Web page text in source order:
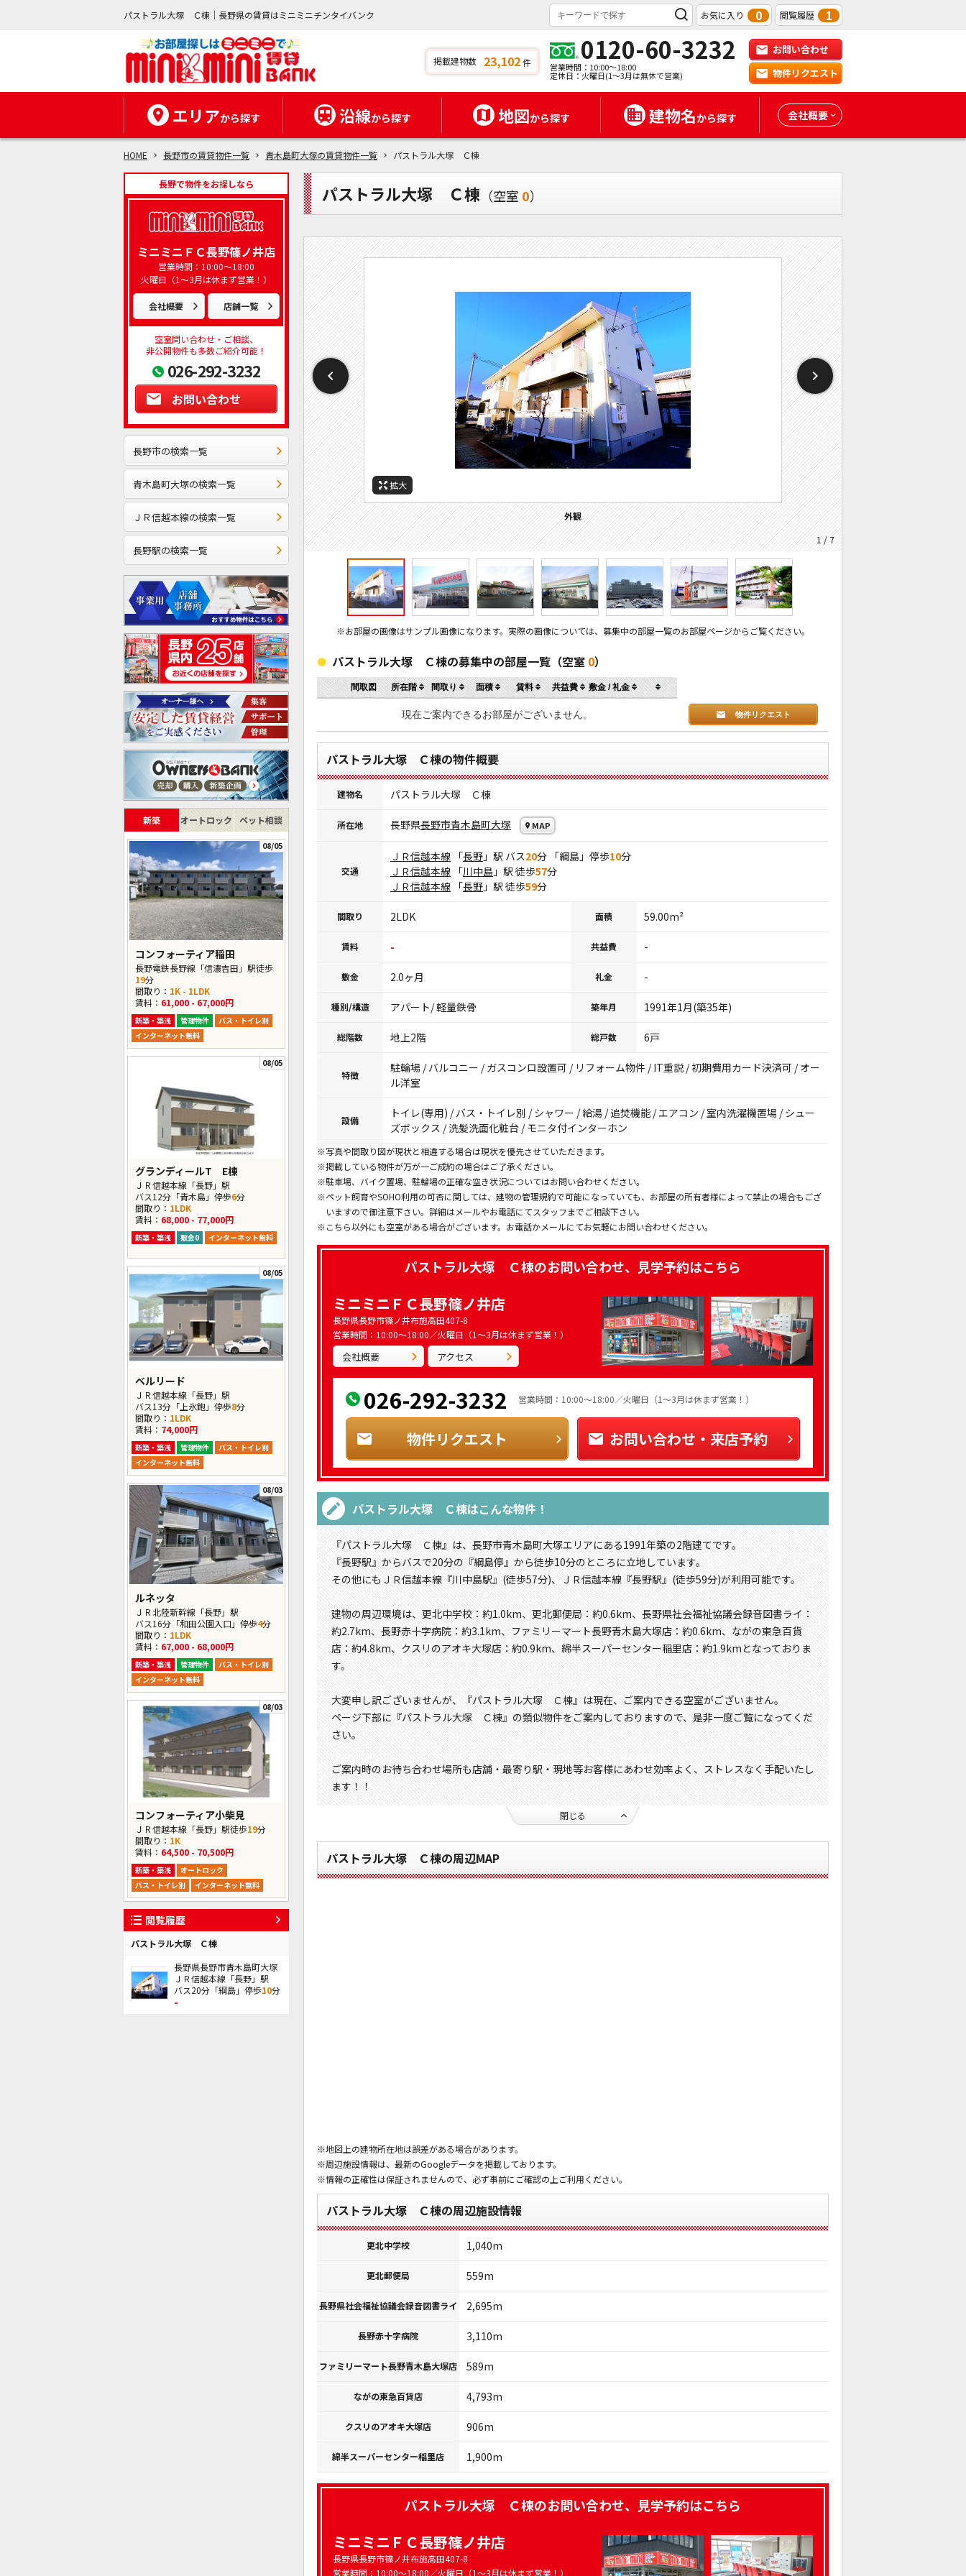
パストラル大塚 Ｃ棟｜長野県の賃貸はミニミニチンタイバンク お気に入り 0 閲覧履歴 1
掲載建物数 23,102件 0120-60-3232
営業時間：10:00～18:00
定休日：火曜日(1～3月は無休で営業)
お問い合わせ
物件リクエスト
エリアから探す 沿線から探す 地図から探す 建物名から探す 会社概要
HOME 長野市の賃貸物件一覧 青木島町大塚の賃貸物件一覧 パストラル大塚 Ｃ棟
長野で物件をお探しなら
ミニミニＦＣ長野篠ノ井店
営業時間：10:00～18:00
火曜日（1～3月は休まず営業！）
会社概要 店舗一覧
空室問い合わせ・ご相談、
非公開物件も多数ご紹介可能！
026-292-3232
お問い合わせ
長野市の検索一覧
青木島町大塚の検索一覧
ＪＲ信越本線の検索一覧
長野駅の検索一覧
新築 オートロック ペット相談
08/05
コンフォーティア稲田
長野電鉄長野線「信濃吉田」駅徒歩
19分
間取り： 1K - 1LDK
賃料： 61,000 - 67,000円
新築・築浅 管理物件
バス・トイレ別
インターネット無料
08/05
グランディールT E棟
ＪＲ信越本線「長野」駅
バス12分「青木島」停歩6分
間取り： 1LDK
賃料： 68,000 - 77,000円
新築・築浅 敷金0 インターネット無料
08/05
ベルリード
ＪＲ信越本線「長野」駅
バス13分「上氷鉋」停歩8分
間取り： 1LDK
賃料： 74,000円
新築・築浅 管理物件
バス・トイレ別
インターネット無料
08/03
ルネッタ
ＪＲ北陸新幹線「長野」駅
バス16分「和田公園入口」停歩4分
間取り： 1LDK
賃料： 67,000 - 68,000円
新築・築浅 管理物件
バス・トイレ別
インターネット無料
08/03
コンフォーティア小柴見
ＪＲ信越本線「長野」駅徒歩19分
間取り： 1K
賃料： 64,500 - 70,500円
新築・築浅
オートロック
バス・トイレ別
インターネット無料
閲覧履歴
パストラル大塚 Ｃ棟
長野県長野市青木島町大塚
ＪＲ信越本線「長野」駅
バス20分「綱島」停歩10分
-
パストラル大塚 Ｃ棟 （空室 0）
拡大
外観
1 / 7
拡大
周辺施設：ホームセンター
拡大
周辺施設：ドラックストア
拡大
周辺施設：コンビニ
拡大
周辺施設：病院
拡大
周辺施設：郵便局
拡大
周辺施設：中学校
※お部屋の画像はサンプル画像になります。実際の画像については、募集中の部屋一覧のお部屋ページからご覧ください。
パストラル大塚 Ｃ棟の募集中の部屋一覧（空室 0）
間取図 所在階 間取り 面積 賃料 共益費 敷金 / 礼金
現在ご案内できるお部屋がございません。 物件リクエスト
パストラル大塚 Ｃ棟の物件概要
建物名 パストラル大塚 Ｃ棟
所在地 長野県長野市青木島町大塚 MAP
交通
ＪＲ信越本線 「長野 」駅 バス20分 「綱島」停歩10分
ＪＲ信越本線 「川中島 」駅 徒歩57分
ＪＲ信越本線 「長野 」駅 徒歩59分
間取り 2LDK 面積 59.00m²
賃料 - 共益費 -
敷金 2.0ヶ月 礼金 -
種別/構造 アパート/ 軽量鉄骨 築年月 1991年1月(築35年)
総階数 地上2階 総戸数 6戸
特徴
駐輪場 / バルコニー / ガスコンロ設置可 / リフォーム物件 / IT重説 / 初期費用カード決済可 / オー
ル洋室
設備
トイレ(専用) / バス・トイレ別 / シャワー / 給湯 / 追焚機能 / エアコン / 室内洗濯機置場 / シュー
ズボックス / 洗髪洗面化粧台 / モニタ付インターホン
※写真や間取り図が現状と相違する場合は現状を優先させていただきます。
※掲載している物件が万が一ご成約の場合はご了承ください。
※駐車場、バイク置場、駐輪場の正確な空き状況についてはお問い合わせください。
※ペット飼育やSOHO利用の可否に関しては、建物の管理規約で可能になっていても、お部屋の所有者様によって禁止の場合もござ
いますので御注意下さい。詳細はメールやお電話にてスタッフまでご相談下さい。
※こちら以外にも空室がある場合がございます。お電話かメールにてお気軽にお問い合わせください。
パストラル大塚 Ｃ棟のお問い合わせ、見学予約はこちら
ミニミニＦＣ長野篠ノ井店
長野県長野市篠ノ井布施高田407-8
営業時間：10:00～18:00／火曜日（1～3月は休まず営業！）
会社概要 アクセス
026-292-3232 営業時間：10:00～18:00／火曜日（1～3月は休まず営業！）
物件リクエスト お問い合わせ・来店予約
パストラル大塚 Ｃ棟はこんな物件！
『パストラル大塚 Ｃ棟』は、長野市青木島町大塚エリアにある1991年築の2階建てです。
『長野駅』からバスで20分の『綱島停』から徒歩10分のところに立地しています。
その他にもＪＲ信越本線『川中島駅』(徒歩57分)、ＪＲ信越本線『長野駅』(徒歩59分)が利用可能です。
建物の周辺環境は、更北中学校：約1.0km、更北郵便局：約0.6km、長野県社会福祉協議会録音図書ライ：
約2.7km、長野赤十字病院：約3.1km、ファミリーマート長野青木島大塚店：約0.6km、ながの東急百貨
店：約4.8km、クスリのアオキ大塚店：約0.9km、綿半スーパーセンター稲里店：約1.9kmとなっておりま
す。
大変申し訳ございませんが、『パストラル大塚 Ｃ棟』は現在、ご案内できる空室がございません。
ページ下部に『パストラル大塚 Ｃ棟』の類似物件をご案内しておりますので、是非一度ご覧になってくだ
さい。
ご案内時のお待ち合わせ場所も店舗・最寄り駅・現地等お客様にあわせ効率よく、ストレスなく手配いたし
ます！！
閉じる
パストラル大塚 Ｃ棟の周辺MAP
※地図上の建物所在地は誤差がある場合があります。
※周辺施設情報は、最新のGoogleデータを掲載しております。
※情報の正確性は保証されませんので、必ず事前にご確認の上ご利用ください。
パストラル大塚 Ｃ棟の周辺施設情報
更北中学校 1,040m
更北郵便局 559m
長野県社会福祉協議会録音図書ライ 2,695m
長野赤十字病院 3,110m
ファミリーマート長野青木島大塚店 589m
ながの東急百貨店 4,793m
クスリのアオキ大塚店 906m
綿半スーパーセンター稲里店 1,900m
パストラル大塚 Ｃ棟のお問い合わせ、見学予約はこちら
ミニミニＦＣ長野篠ノ井店
長野県長野市篠ノ井布施高田407-8
営業時間：10:00～18:00／火曜日（1～3月は休まず営業！）